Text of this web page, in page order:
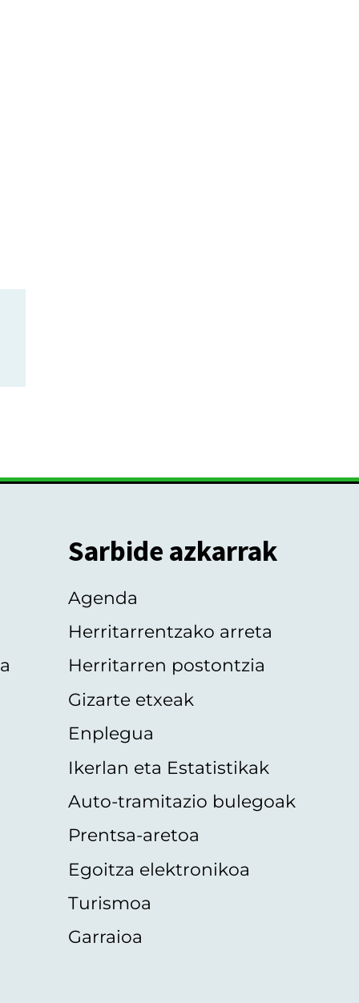
Sarbide azkarrak
Agenda
Herritarrentzako arreta
Herritarren postontzia
Gizarte etxeak
Enplegua
Ikerlan eta Estatistikak
Auto-tramitazio bulegoak
Prentsa-aretoa
Egoitza elektronikoa
Turismoa
Garraioa